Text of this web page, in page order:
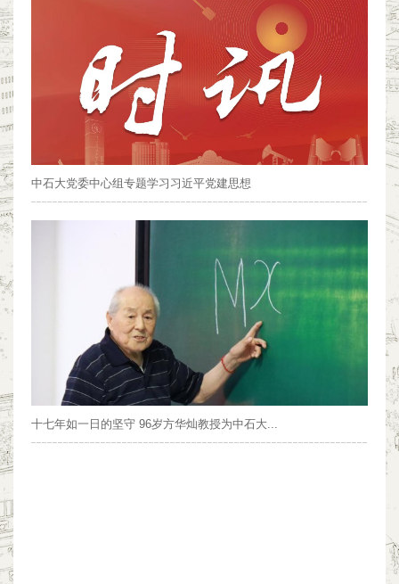
中石大党委中心组专题学习习近平党建思想
十七年如一日的坚守 96岁方华灿教授为中石大...